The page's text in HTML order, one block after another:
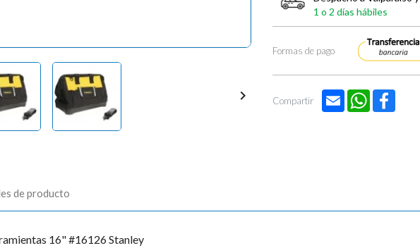

1 o 2 días hábiles
Formas de pago
Compartir Email WhatsApp
de producto
16" #16126 Stanley